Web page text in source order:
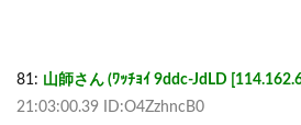
81: 山師さん (ﾜｯﾁｮｲ 9ddc-JdLD
21:03:00.39 ID:O4ZzhncB0